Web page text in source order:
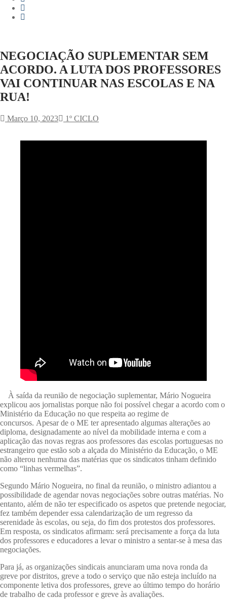
NEGOCIAÇÃO SUPLEMENTAR SEM
ACORDO. A LUTA DOS PROFESSORES
VAI CONTINUAR NAS ESCOLAS E NA
RUA!
Março 10, 2023 1º CICLO
À saída da reunião de negociação suplementar, Mário Nogueira
explicou aos jornalistas porque não foi possível chegar a acordo com o
Ministério da Educação no que respeita ao regime de
concursos. Apesar de o ME ter apresentado algumas alterações ao
diploma, designadamente ao nível da mobilidade interna e com a
aplicação das novas regras aos professores das escolas portuguesas no
estrangeiro que estão sob a alçada do Ministério da Educação, o ME
não alterou nenhuma das matérias que os sindicatos tinham definido
como “linhas vermelhas”.
Segundo Mário Nogueira, no final da reunião, o ministro adiantou a
possibilidade de agendar novas negociações sobre outras matérias. No
entanto, além de não ter especificado os aspetos que pretende negociar,
fez também depender essa calendarização de um regresso da
serenidade às escolas, ou seja, do fim dos protestos dos professores.
Em resposta, os sindicatos afirmam: será precisamente a força da luta
dos professores e educadores a levar o ministro a sentar-se à mesa das
negociações.
Para já, as organizações sindicais anunciaram uma nova ronda da
greve por distritos, greve a todo o serviço que não esteja incluído na
componente letiva dos professores, greve ao último tempo do horário
de trabalho de cada professor e greve às avaliações.